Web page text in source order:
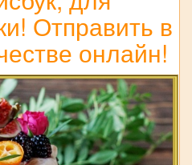
Отправить в
онлайн!